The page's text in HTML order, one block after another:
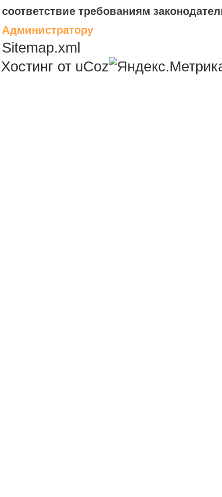
соответствие требованиям
Администратору
Sitemap.xml
Хостинг от uCoz